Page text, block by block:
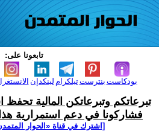
تابعونا على:
لينكدإن تيلكرامبنترست بودكاست
تبرعاتكم وتبرعاتكن المالية تحفظ
فشاركونا في دعم استمرارية
[اشترك في قناة ‫«الحوار